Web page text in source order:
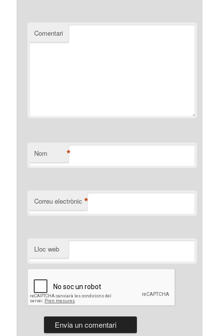
Comentari
Nom *
Correu electrònic *
Lloc web